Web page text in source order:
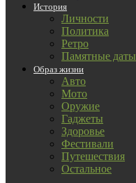
История
Личности
Политика
Ретро
Памятные даты
Образ жизни
Авто
Мото
Оружие
Гаджеты
Здоровье
Фестивали
Путешествия
Остальное